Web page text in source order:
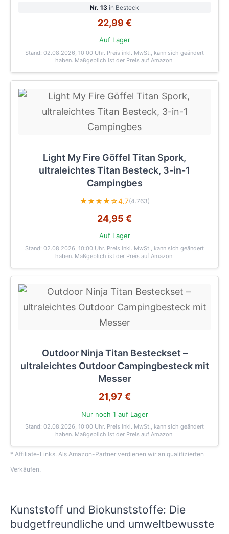
Nr. 13 in Besteck
22,99 €
Auf Lager
Stand: 02.08.2026, 10:00 Uhr. Preis inkl. MwSt., kann sich geändert
haben. Maßgeblich ist der Preis auf Amazon.
Light My Fire Göffel Titan Spork,
ultraleichtes Titan Besteck, 3-in-1
Campingbes
★★★★☆4.7(4.763)
24,95 €
Auf Lager
Stand: 02.08.2026, 10:00 Uhr. Preis inkl. MwSt., kann sich geändert
haben. Maßgeblich ist der Preis auf Amazon.
Outdoor Ninja Titan Besteckset –
ultraleichtes Outdoor Campingbesteck mit
Messer
21,97 €
Nur noch 1 auf Lager
Stand: 02.08.2026, 10:00 Uhr. Preis inkl. MwSt., kann sich geändert
haben. Maßgeblich ist der Preis auf Amazon.
* Affiliate-Links. Als Amazon-Partner verdienen wir an qualifizierten
Verkäufen.
Kunststoff und Biokunststoffe: Die
budgetfreundliche und umweltbewusste